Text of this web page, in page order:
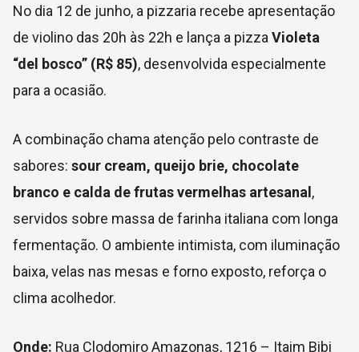
No dia 12 de junho, a pizzaria recebe apresentação
de violino das 20h às 22h e lança a pizza Violeta
“del bosco” (R$ 85), desenvolvida especialmente
para a ocasião.
A combinação chama atenção pelo contraste de
sabores: sour cream, queijo brie, chocolate
branco e calda de frutas vermelhas artesanal,
servidos sobre massa de farinha italiana com longa
fermentação. O ambiente intimista, com iluminação
baixa, velas nas mesas e forno exposto, reforça o
clima acolhedor.
Onde: Rua Clodomiro Amazonas, 1216 – Itaim Bibi